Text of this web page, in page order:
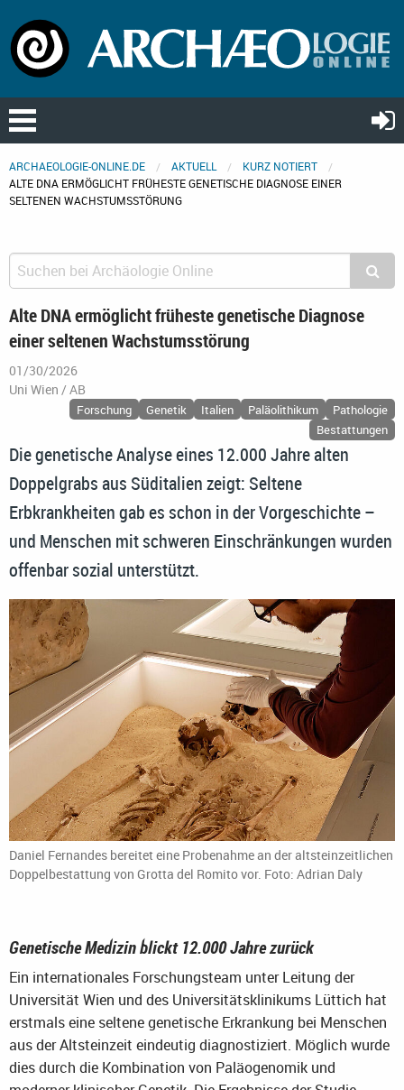
ARCHAEOLOGIE-ONLINE.DE AKTUELL
KURZ NOTIERT
ALTE DNA ERMÖGLICHT FRÜHESTE GENETISCHE DIAGNOSE EINER
SELTENEN WACHSTUMSSTÖRUNG
Alte DNA ermöglicht früheste genetische Diagnose
einer seltenen Wachstumsstörung
01/30/2026
Uni Wien / AB
Forschung Genetik Italien Paläolithikum
Pathologie
Bestattungen
Die genetische Analyse eines 12.000 Jahre alten
Doppelgrabs aus Süditalien zeigt: Seltene
Erbkrankheiten gab es schon in der Vorgeschichte –
und Menschen mit schweren Einschränkungen wurden
offenbar sozial unterstützt.
Daniel Fernandes bereitet eine Probenahme an der altsteinzeitlichen
Doppelbestattung von Grotta del Romito vor. Foto: Adrian Daly
Genetische Medizin blickt 12.000 Jahre zurück
Ein internationales Forschungsteam unter Leitung der
Universität Wien und des Universitätsklinikums Lüttich hat
erstmals eine seltene genetische Erkrankung bei Menschen
aus der Altsteinzeit eindeutig diagnostiziert. Möglich wurde
dies durch die Kombination von Paläogenomik und